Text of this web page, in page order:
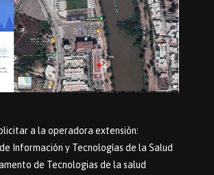
a la operadora extensión:
Información y Tecnologías de la Salud
de Tecnologias de la salud